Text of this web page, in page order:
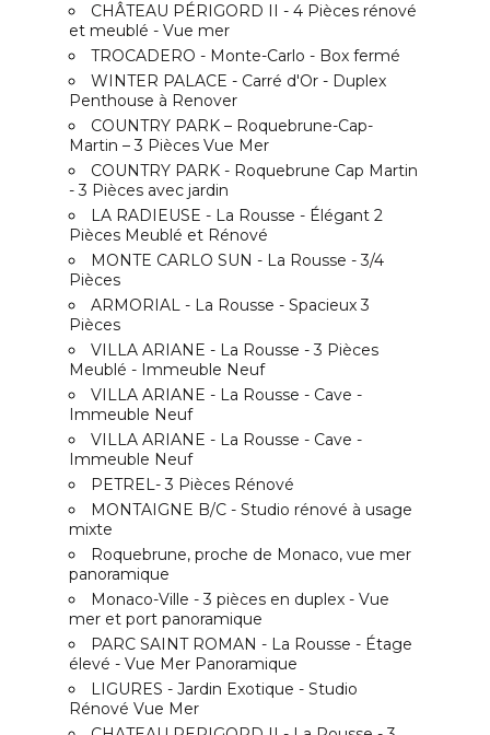
CHÂTEAU PÉRIGORD II - 4 Pièces rénové
et meublé - Vue mer
TROCADERO - Monte-Carlo - Box fermé
WINTER PALACE - Carré d'Or - Duplex
Penthouse à Renover
COUNTRY PARK – Roquebrune-Cap-
Martin – 3 Pièces Vue Mer
COUNTRY PARK - Roquebrune Cap Martin
- 3 Pièces avec jardin
LA RADIEUSE - La Rousse - Élégant 2
Pièces Meublé et Rénové
MONTE CARLO SUN - La Rousse - 3/4
Pièces
ARMORIAL - La Rousse - Spacieux 3
Pièces
VILLA ARIANE - La Rousse - 3 Pièces
Meublé - Immeuble Neuf
VILLA ARIANE - La Rousse - Cave -
Immeuble Neuf
VILLA ARIANE - La Rousse - Cave -
Immeuble Neuf
PETREL- 3 Pièces Rénové
MONTAIGNE B/C - Studio rénové à usage
mixte
Roquebrune, proche de Monaco, vue mer
panoramique
Monaco-Ville - 3 pièces en duplex - Vue
mer et port panoramique
PARC SAINT ROMAN - La Rousse - Étage
élevé - Vue Mer Panoramique
LIGURES - Jardin Exotique - Studio
Rénové Vue Mer